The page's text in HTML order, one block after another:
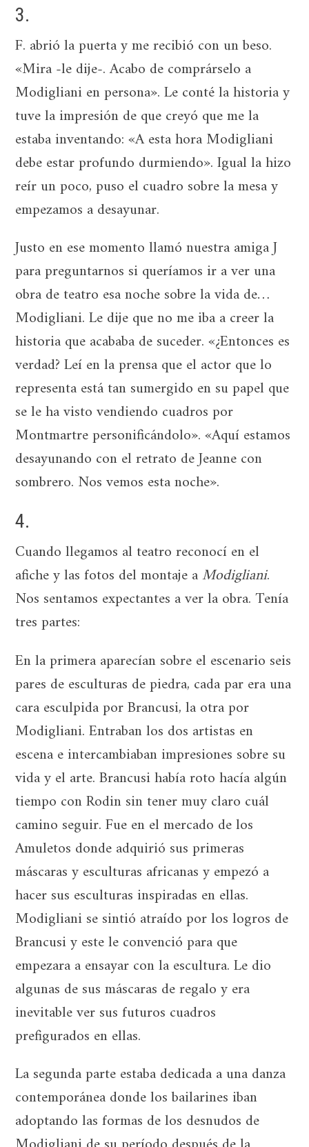
3.
F. abrió la puerta y me recibió con un beso.
«Mira -le dije-. Acabo de comprárselo a
Modigliani en persona». Le conté la historia y
tuve la impresión de que creyó que me la
estaba inventando: «A esta hora Modigliani
debe estar profundo durmiendo». Igual la hizo
reír un poco, puso el cuadro sobre la mesa y
empezamos a desayunar.
Justo en ese momento llamó nuestra amiga J
para preguntarnos si queríamos ir a ver una
obra de teatro esa noche sobre la vida de…
Modigliani. Le dije que no me iba a creer la
historia que acababa de suceder. «¿Entonces es
verdad? Leí en la prensa que el actor que lo
representa está tan sumergido en su papel que
se le ha visto vendiendo cuadros por
Montmartre personificándolo». «Aquí estamos
desayunando con el retrato de Jeanne con
sombrero. Nos vemos esta noche».
4.
Cuando llegamos al teatro reconocí en el
afiche y las fotos del montaje aModigliani.
Nos sentamos expectantes a ver la obra. Tenía
tres partes:
En la primera aparecían sobre el escenario seis
pares de esculturas de piedra, cada par era una
cara esculpida por Brancusi, la otra por
Modigliani. Entraban los dos artistas en
escena e intercambiaban impresiones sobre su
vida y el arte. Brancusi había roto hacía algún
tiempo con Rodin sin tener muy claro cuál
camino seguir. Fue en el mercado de los
Amuletos donde adquirió sus primeras
máscaras y esculturas africanas y empezó a
hacer sus esculturas inspiradas en ellas.
Modigliani se sintió atraído por los logros de
Brancusi y este le convenció para que
empezara a ensayar con la escultura. Le dio
algunas de sus máscaras de regalo y era
inevitable ver sus futuros cuadros
prefigurados en ellas.
La segunda parte estaba dedicada a una danza
contemporánea donde los bailarines iban
adoptando las formas de los desnudos de